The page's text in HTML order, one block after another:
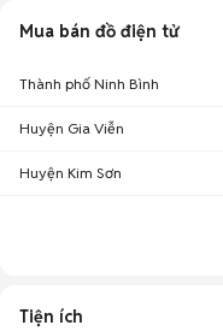
Mua bán đồ điện tử
Thành phố Ninh Bình
Huyện Gia Viễn
Huyện Kim Sơn
Tiện ích